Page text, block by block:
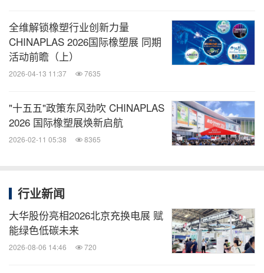
成树脂协会热成型分会聚焦"热成型助力低碳环保绿
色包装"主题，邀请来自国内及海外著名专家学者、
企业家们，共同探索如何建设一个更符合国际化需求
联合会包装印刷专委会将在展会同期举办"软包装绿
色低碳可持续发展"会议，内容包括：VOCs（挥发性
有机化合物）治理整体解决方案、环保黏合剂新产品
请按此报名及了解更多活动详情。
全维解锁橡塑行业创新力量
CHINAPLAS 2026国际橡塑展 同期
活动前瞻（上）
2026-04-13 11:37 7635
"十五五"政策东风劲吹 CHINAPLAS
2026 国际橡塑展焕新启航
2026-02-11 05:38 8365
行业新闻
大华股份亮相2026北京充换电展 赋
能绿色低碳未来
2026-08-06 14:46 720